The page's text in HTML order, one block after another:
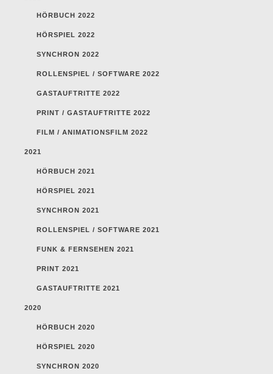
HÖRBUCH 2022
HÖRSPIEL 2022
SYNCHRON 2022
ROLLENSPIEL / SOFTWARE 2022
GASTAUFTRITTE 2022
PRINT / GASTAUFTRITTE 2022
FILM / ANIMATIONSFILM 2022
2021
HÖRBUCH 2021
HÖRSPIEL 2021
SYNCHRON 2021
ROLLENSPIEL / SOFTWARE 2021
FUNK & FERNSEHEN 2021
PRINT 2021
GASTAUFTRITTE 2021
2020
HÖRBUCH 2020
HÖRSPIEL 2020
SYNCHRON 2020